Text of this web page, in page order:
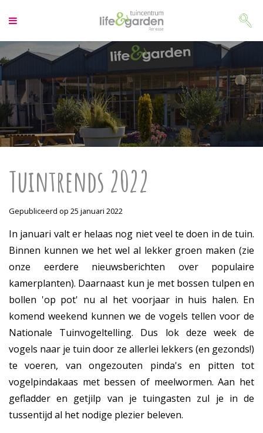
a
a
r
c
n
e
n
Tuintrends 2022
Gepubliceerd op 25 januari 2022
In januari valt er helaas nog niet veel te doen in de tuin.
Binnen kunnen we het wel al lekker groen maken (zie
onze eerdere nieuwsberichten over populaire
kamerplanten). Daarnaast kun je met bossen tulpen en
bollen 'op pot' nu al het voorjaar in huis halen. En
komend weekend kunnen we de vogels tellen voor de
Nationale Tuinvogeltelling. Dus lok deze week de
vogels naar je tuin door ze allerlei lekkers (en gezonds!)
te voeren, van ongezouten pinda's en pitten tot
vogelpindakaas met bessen of meelwormen. Aan het
gefladder en getjilp van je tuingasten zul je in de
tussentijd al het nodige plezier beleven.